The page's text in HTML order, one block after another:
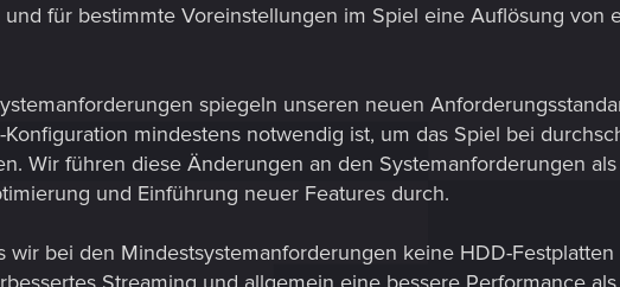
für bestimmte Voreinstellungen im Spiel eine Auflösung von
spiegeln unseren neuen
mindestens notwendig ist, um das Spiel bei
Wir führen diese Änderungen an den Systemanforderungen
und Einführung neuer Features durch.
wir bei den Mindestsystemanforderungen keine HDD-